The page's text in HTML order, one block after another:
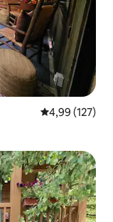
4,99 av 5 i
4,99 (127)